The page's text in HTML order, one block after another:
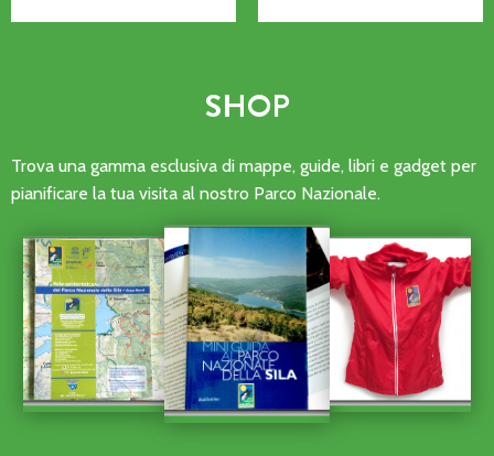
SHOP
Trova una gamma esclusiva di mappe, guide, libri e gadget per
pianificare la tua visita al nostro Parco Nazionale.